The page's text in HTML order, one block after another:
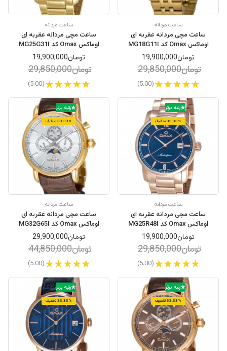
ساعت مردانه
ساعت مچی مردانه عقربه ای
اوماکس Omax کد MG18G11I
تومان19,900,000
تومان29,850,000
(5.00)
ساعت مردانه
ساعت مچی مردانه عقربه ای
اوماکس Omax کد MG25G31I
تومان19,900,000
تومان29,850,000
(5.00)
رتبه برتر
33.33% تخفیف
ساعت مردانه
ساعت مچی مردانه عقربه ای
اوماکس Omax کد MG25R48I
تومان19,900,000
تومان29,850,000
(5.00)
رتبه برتر
33.33% تخفیف
ساعت مردانه
ساعت مچی مردانه عقربه ای
اوماکس Omax کد MG32G65I
تومان29,900,000
تومان44,850,000
(5.00)
رتبه برتر
33.33% تخفیف
رتبه برتر
33.33% تخفیف